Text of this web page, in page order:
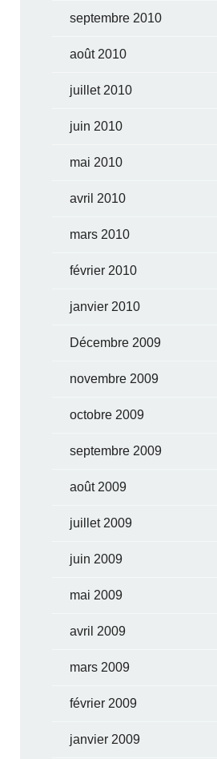
septembre 2010
août 2010
juillet 2010
juin 2010
mai 2010
avril 2010
mars 2010
février 2010
janvier 2010
Décembre 2009
novembre 2009
octobre 2009
septembre 2009
août 2009
juillet 2009
juin 2009
mai 2009
avril 2009
mars 2009
février 2009
janvier 2009